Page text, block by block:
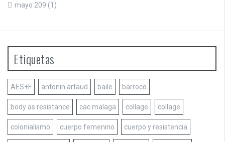
mayo 209 (1)
Etiquetas
AES+F antonin artaud baile barroco
body as resistance cac malaga collage collage
colonialismo cuerpo femenino cuerpo y resistencia